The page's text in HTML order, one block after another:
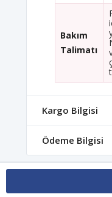
Bakım
Talimatı
Kargo Bilgisi
Ödeme Bilgisi